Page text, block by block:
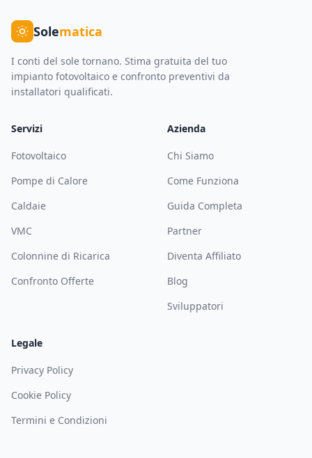
Solematica
I conti del sole tornano. Stima gratuita del tuo
impianto fotovoltaico e confronto preventivi da
installatori qualificati.
Servizi
Fotovoltaico
Pompe di Calore
Caldaie
VMC
Colonnine di Ricarica
Confronto Offerte
Azienda
Chi Siamo
Come Funziona
Guida Completa
Partner
Diventa Affiliato
Blog
Sviluppatori
Legale
Privacy Policy
Cookie Policy
Termini e Condizioni